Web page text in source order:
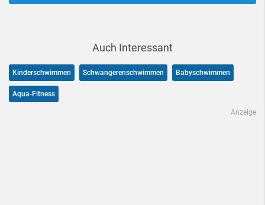
Auch Interessant
Kinderschwimmen Schwangerenschwimmen Babyschwimmen
Aqua-Fitness
Anzeige